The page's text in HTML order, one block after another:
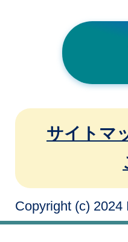
サイトマ
Copyright (c)